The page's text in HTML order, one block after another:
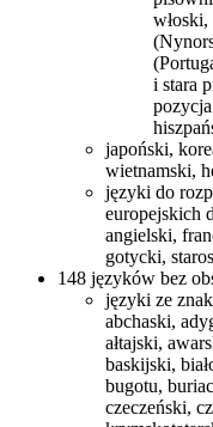
i stara
japoński,
wietnamski,
języki do
europejskich
angielski,
gotycki,
148 języków bez
języki ze
abchaski,
ałtajski,
baskijski,
bugotu,
czeczeński,